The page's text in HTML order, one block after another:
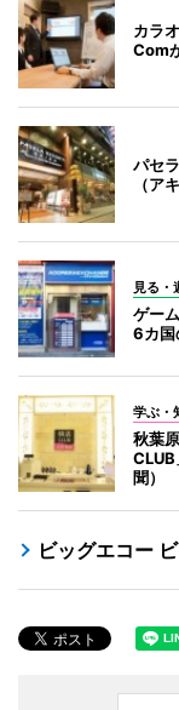
カラ
Com
パセ
（ア
見る・
ゲー
6カ国
学ぶ・
秋葉
CLUB
聞）
ビッグエコー